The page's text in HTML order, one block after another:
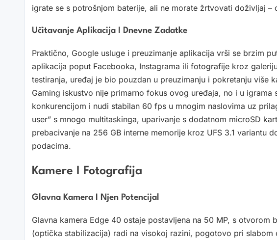
igrate se s potrošnjom baterije, ali ne morate žrtvovati doživljaj
Učitavanje Aplikacija I Dnevne Zadatke
Praktično, Google usluge i preuzimanje aplikacija vrši se brzim
aplikacija poput Facebooka, Instagrama ili fotografije kroz
testiranja, uređaj je bio pouzdan u preuzimanju i pokretanju više
Gaming iskustvo nije primarno fokus ovog uređaja, no i u
konkurencijom i nudi stabilan 60 fps u mnogim naslovima uz
user” s mnogo multitaskinga, uparivanje s dodatnom microSD
prebacivanje na 256 GB interne memorije kroz UFS 3.1 variantu
podacima.
Kamere I Fotografija
Glavna Kamera I Njen Potencijal
Glavna kamera Edge 40 ostaje postavljena na 50 MP, s otvorom
(optička stabilizacija) radi na visokoj razini, pogotovo pri slabom